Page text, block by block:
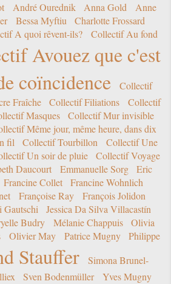
André Ourednik Anna Gold
Anne
Bessa Myftiu
Charlotte Frossard
A quoi rêvent-ils?
Collectif Au fond
Avouez que c'est
coïncidence
Collectif
Fraîche Collectif Filiations
Collectif
Masques
Collectif Mur invisible
Même jour, même heure, dans dix
fil Collectif Tourbillon
Collectif Une
Un soir de pluie
Collectif Voyage
Daucourt Emmanuelle Sorg
Eric
Francine Collet
Francine Wohnlich
Françoise Ray
François Jolidon
Gautschi
Jessica Da Silva Villacastín
Budry Mélanie Chappuis
Olivia
Olivier May Patrice Mugny
Philippe
Stauffer
Simona Brunel-
Sven Bodenmüller Yves Mugny